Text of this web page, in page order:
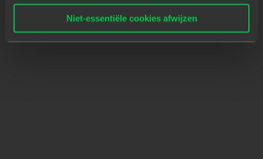
Niet-essentiële cookies afwijzen